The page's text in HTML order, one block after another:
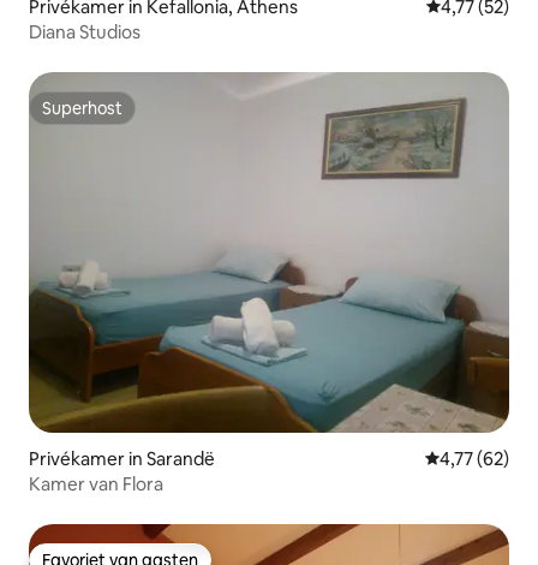
Privékamer in Kefallonia, Athens Gemiddelde
4,77 (52)
Diana Studios
Superhost
Superhost
Privékamer in Sarandë Gemiddelde
4,77 (62)
Kamer van Flora
Favoriet van gasten